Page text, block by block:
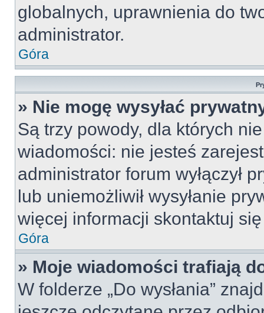
globalnych, uprawnienia do
administrator.
Góra
» Nie mogę wysyłać
Są trzy powody, dla których
wiadomości: nie jesteś
administrator forum wyłączył
lub uniemożliwił wysyłanie
więcej informacji skontaktuj
Góra
» Moje wiadomości trafiają
W folderze „Do wysłania”